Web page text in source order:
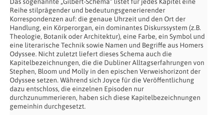
Reihe stilprägender und bedeutungsgenerierender
Korrespondenzen auf: die genaue Uhrzeit und den Ort der
Handlung, ein Körperorgan, ein dominantes Diskurssystem (z.B.
Theologie, Botanik oder Architektur), eine Farbe, ein Symbol und
eine literarische Technik sowie Namen und Begriffe aus Homers
Odyssee. Nicht zuletzt liefert dieses Schema auch die
Kapitelbezeichnungen, die die Dubliner Alltagserfahrungen von
Stephen, Bloom und Molly in den epischen Verweishorizont der
Odyssee setzen. Während sich Joyce für die Veröffentlichung
dazu entschloss, die einzelnen Episoden nur
durchzunummerieren, haben sich diese Kapitelbezeichnungen
gemeinhin durchgesetzt.